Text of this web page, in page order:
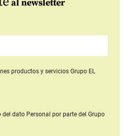
al newsletter
productos y serviciosGrupo EL
dato Personal por parte del Grupo